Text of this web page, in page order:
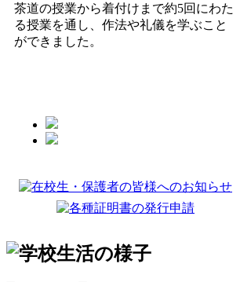
茶道の授業から着付けまで約5回にわた
る授業を通し、作法や礼儀を学ぶこと
ができました。